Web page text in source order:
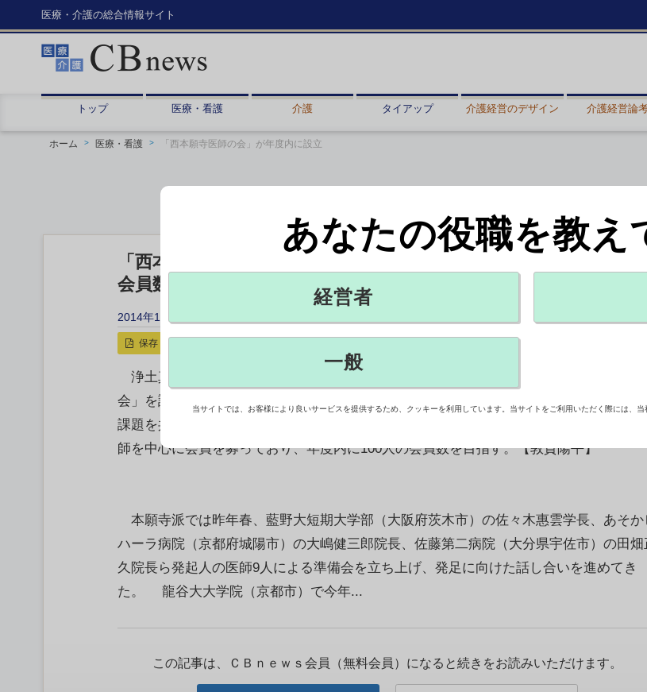
医療・介護の総合情報サイト
トップ 医療・看護 介護 タイアップ 介護経営のデザイン 介護経営論
ホーム 医療・看護 「西本願寺医師の会」が年度内に設立
「西本願寺医師の会」が年度内に設立
会員数100人目指す
2014年10月17日 12:40
保存
浄土真宗本願寺派（本山・西本願寺、京都市下京区）は年度内に、「西本願寺医師の
会」を設立する。日々、患者の生死と向き合う医師が、仏教と医療相互の視点から現場
課題を共有し、相互交流を図ることが目的。現在、同派の寺院に所属する僧侶や門徒の
師を中心に会員を募っており、年度内に100人の会員数を目指す。【敦賀陽平】
本願寺派では昨年春、藍野大短期大学部（大阪府茨木市）の佐々木惠雲学長、あそか
ハーラ病院（京都府城陽市）の大嶋健三郎院長、佐藤第二病院（大分県宇佐市）の田畑
久院長ら発起人の医師9人による準備会を立ち上げ、発足に向けた話し合いを進めてき
た。 龍谷大大学院（京都市）で今年...
この記事は、ＣＢｎｅｗｓ会員（無料会員）になると続きをお読みいただけます。
あなたの役職を教え
経営者
一般
当サイトでは、お客様により良いサービスを提供するため、クッキーを利用しています。当サイトをご利用いただく際には、